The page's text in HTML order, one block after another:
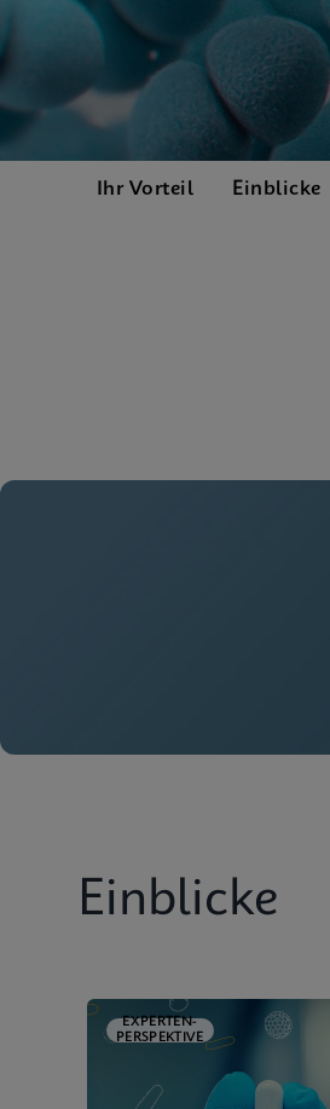
Ihr Vorteil Einblicke
Einblicke
EXPERTEN-
PERSPEKTIVE